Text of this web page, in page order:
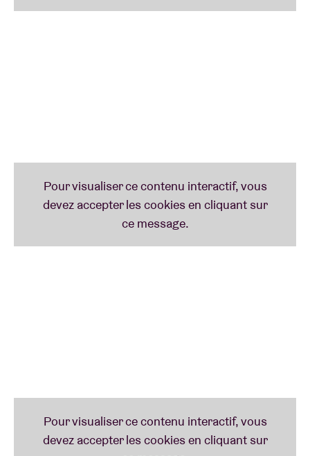
Club qui s’annonce mémorable.